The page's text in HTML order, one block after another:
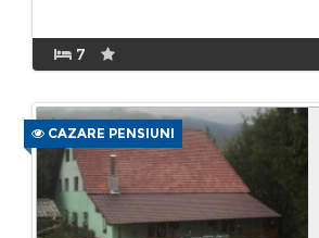
7
CAZARE PENSIUNI